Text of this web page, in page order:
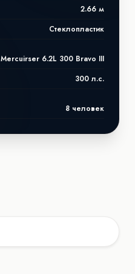
2.66 м
Стеклопластик
Mercuirser 6.2L 300 Bravo III
300 л.с.
8 человек